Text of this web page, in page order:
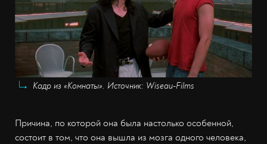
Кадр из «Комнаты». Источник: Wiseau-Films
Причина, по которой она была настолько особенной,
состоит в том, что она вышла из мозга одного человека,